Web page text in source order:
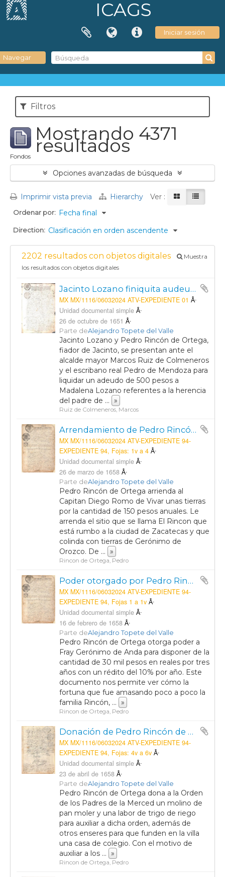
ICAGS
Iniciar sesión
Navegar
Filtros
Mostrando 4371
resultados
Fondos
Opciones avanzadas de búsqueda
Imprimir vista previa Hierarchy Ver :
Ordenar por: Fecha final
Direction: Clasificación en orden ascendente
2202 resultados con objetos digitales
Muestra
los resultados con objetos digitales
Jacinto Lozano finiquita audeudo de 500 pesos a Madalena Lozano.
MX MX/1116/06032024 ATV-EXPEDIENTE 01
Unidad documental simple
26 de octubre de 1651
Parte deAlejandro Topete del Valle
Jacinto Lozano y Pedro Rincón de Ortega,
fiador de Jacinto, se presentan ante el
alcalde mayor Marcos Ruiz de Colmeneros
y el escribano real Pedro de Mendoza para
liquidar un adeudo de 500 pesos a
Madalena Lozano referentes a la herencia
del padre de ... »
Ruiz de Colmeneros, Marcos
Arrendamiento de Pedro Rincón de Ortega a favor del Capitán Diego Romo de Vivar
MX MX/1116/06032024 ATV-EXPEDIENTE 94-
EXPEDIENTE 94, Fojas: 1v a 4
Unidad documental simple
26 de marzo de 1658
Parte deAlejandro Topete del Valle
Pedro Rincón de Ortega arrienda al
Capitan Diego Romo de Vivar unas tierras
por la cantidad de 150 pesos anuales. Le
arrenda el sitio que se llama El Rincon que
está rumbo a la ciudad de Zacatecas y que
colinda con tierras de Gerónimo de
Orozco. De ... »
Rincon de Ortega, Pedro
Poder otorgado por Pedro Rincón Ortega a Fray Gerónimo de Anda
MX MX/1116/06032024 ATV-EXPEDIENTE 94-
EXPEDIENTE 94, Fojas 1 a 1v
Unidad documental simple
16 de febrero de 1658
Parte deAlejandro Topete del Valle
Pedro Rincón de Ortega otorga poder a
Fray Gerónimo de Anda para disponer de la
cantidad de 30 mil pesos en reales por tres
años con un rédito del 10% por año. Este
documento nos permite ver cómo la
fortuna que fue amasando poco a poco la
familia Rincón, ... »
Rincon de Ortega, Pedro
Donación de Pedro Rincón de Ortega a la Orden de los Padre de la Merced
MX MX/1116/06032024 ATV-EXPEDIENTE 94-
EXPEDIENTE 94, Fojas: 4v a 6v
Unidad documental simple
23 de abril de 1658
Parte deAlejandro Topete del Valle
Pedro Rincón de Ortega dona a la Orden
de los Padres de la Merced un molino de
pan moler y una labor de trigo de riego
para auxiliar a dicha orden, además de
otros enseres para que funden en la villa
una casa de colegio. Con el motivo de
auxiliar a los ... »
Rincon de Ortega, Pedro